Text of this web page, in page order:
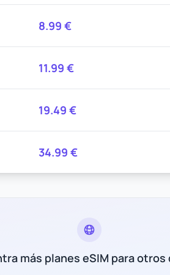
8.99 €
11.99 €
19.49 €
34.99 €
más planes eSIM para